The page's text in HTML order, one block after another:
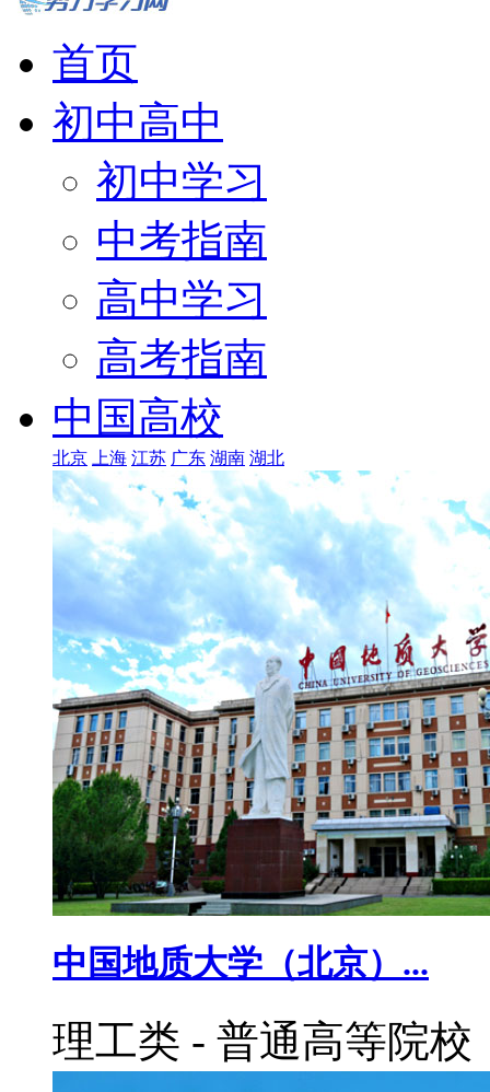
首页
初中高中
初中学习
中考指南
高中学习
高考指南
中国高校
北京 上海 江苏 广东 湖南 湖北
中国地质大学（北京）...
理工类 - 普通高等院校